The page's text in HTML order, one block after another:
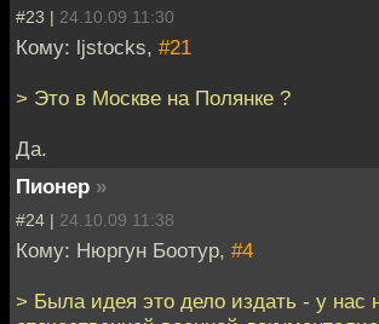
#23 | 24.10.09 11:30
Кому: ljstocks, #21
> Это в Москве на Полянке ?
Да.
Пионер »
#24 | 24.10.09 11:38
Кому: Нюргун Боотур, #4
> Была идея это дело издать - у нас